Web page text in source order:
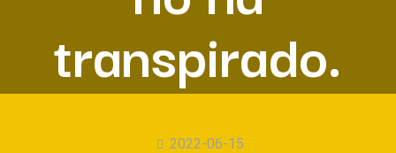
transpirado.
2022-06-15